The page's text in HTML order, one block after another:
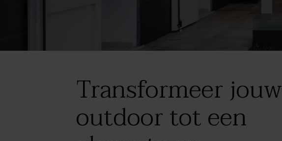
Transformeer jouw
outdoor tot een